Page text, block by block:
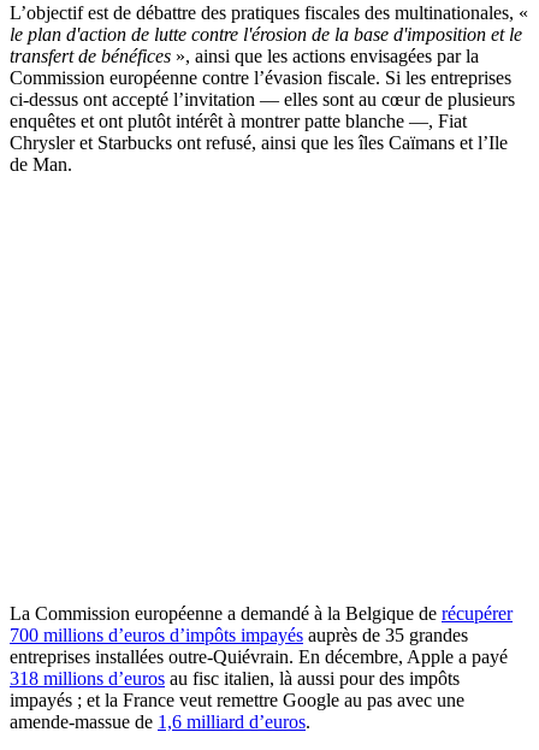
L’objectif est de débattre des pratiques fiscales des multinationales, «
le plan d'action de lutte contre l'érosion de la base d'imposition et le
transfert de bénéfices », ainsi que les actions envisagées par la
Commission européenne contre l’évasion fiscale. Si les entreprises
ci-dessus ont accepté l’invitation — elles sont au cœur de plusieurs
enquêtes et ont plutôt intérêt à montrer patte blanche —, Fiat
Chrysler et Starbucks ont refusé, ainsi que les îles Caïmans et l’Ile
de Man.
La Commission européenne a demandé à la Belgique de récupérer
700 millions d’euros d’impôts impayés auprès de 35 grandes
entreprises installées outre-Quiévrain. En décembre, Apple a payé
318 millions d’euros au fisc italien, là aussi pour des impôts
impayés ; et la France veut remettre Google au pas avec une
amende-massue de 1,6 milliard d’euros.